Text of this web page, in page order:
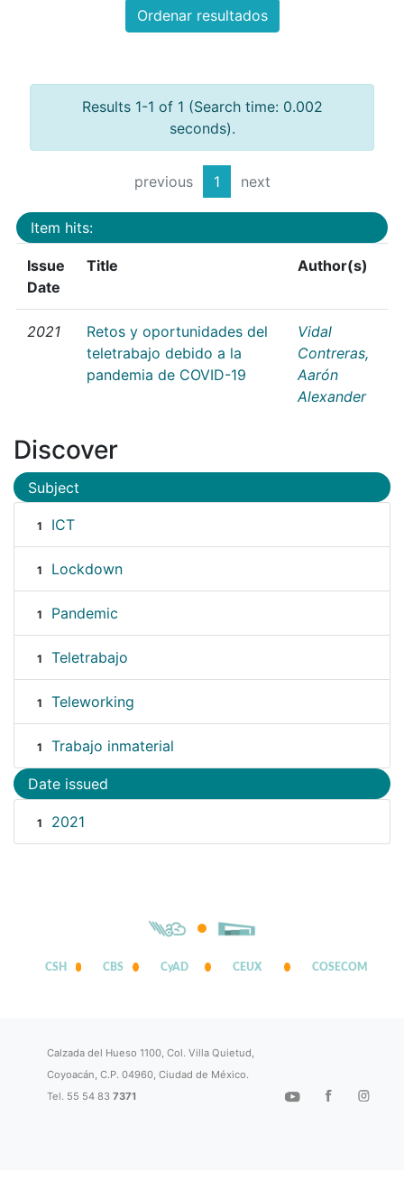
Ordenar resultados
Results 1-1 of 1 (Search time: 0.002
seconds).
previous 1 next
Item hits:
Issue
Date
Title Author(s)
2021
Retos y oportunidades del
teletrabajo debido a la
pandemia de COVID-19
Vidal
Contreras,
Aarón
Alexander
Discover
Subject
1 ICT
1 Lockdown
1 Pandemic
1 Teletrabajo
1 Teleworking
1 Trabajo inmaterial
Date issued
1 2021
CSH CBS CyAD CEUX COSECOM
Calzada del Hueso 1100, Col. Villa Quietud,
Coyoacán, C.P. 04960, Ciudad de México.
Tel. 55 54 837371